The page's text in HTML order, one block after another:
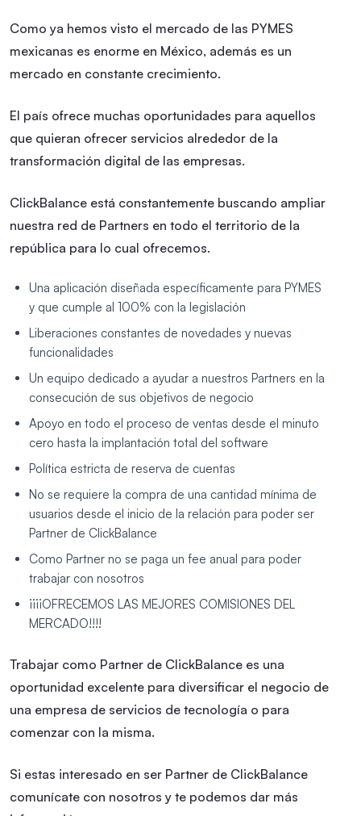
Como ya hemos visto el mercado de las PYMES
mexicanas es enorme en México, además es un
mercado en constante crecimiento.
El país ofrece muchas oportunidades para aquellos
que quieran ofrecer servicios alrededor de la
transformación digital de las empresas.
ClickBalance está constantemente buscando ampliar
nuestra red de Partners en todo el territorio de la
república para lo cual ofrecemos.
Una aplicación diseñada específicamente para PYMES
y que cumple al 100% con la legislación
Liberaciones constantes de novedades y nuevas
funcionalidades
Un equipo dedicado a ayudar a nuestros Partners en la
consecución de sus objetivos de negocio
Apoyo en todo el proceso de ventas desde el minuto
cero hasta la implantación total del software
Política estricta de reserva de cuentas
No se requiere la compra de una cantidad mínima de
usuarios desde el inicio de la relación para poder ser
Partner de ClickBalance
Como Partner no se paga un fee anual para poder
trabajar con nosotros
¡¡¡¡OFRECEMOS LAS MEJORES COMISIONES DEL
MERCADO!!!!
Trabajar como Partner de ClickBalance es una
oportunidad excelente para diversificar el negocio de
una empresa de servicios de tecnología o para
comenzar con la misma.
Si estas interesado en ser Partner de ClickBalance
comunícate con nosotros y te podemos dar más